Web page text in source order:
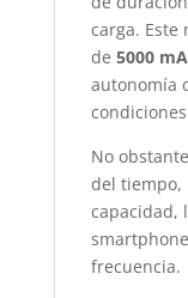
carga.
de 5000
autonomía
No
del tiempo,
capacidad,
frecuencia.